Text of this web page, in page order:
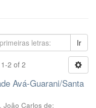
Ir
2 of 2
Avá-Guarani/Santa
João Carlos de;